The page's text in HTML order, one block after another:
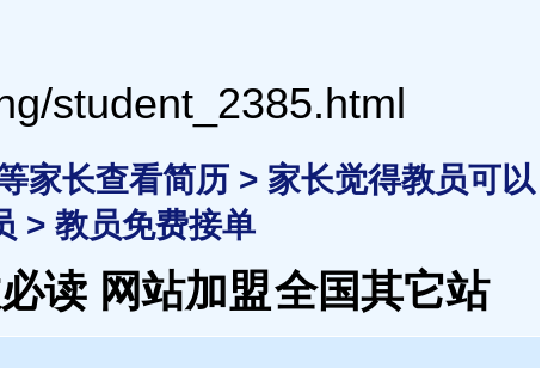
student_2385.html
家长查看简历 > 家长觉得教员可以
> 教员免费接单
读 网站加盟全国其它站